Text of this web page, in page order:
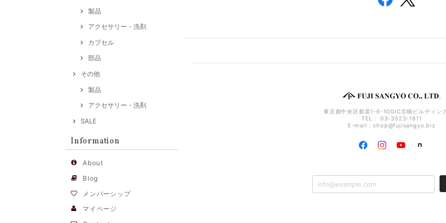
製品
アクセサリー・洗剤
カプセル
部品
その他
製品
アクセサリー・洗剤
SALE
Information
About
Blog
メンバーシップ
マイページ
東京都中央区新富1-6-1GGIC京橋ビルディン
TEL： 03-3523-1811
E-mail： shop@fujisangyo.biz